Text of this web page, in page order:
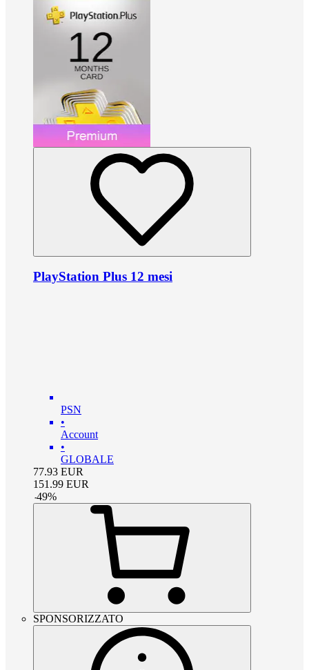
PlayStation Plus 12 mesi
PSN
•
Account
•
GLOBALE
77.93 EUR
151.99 EUR
-49%
SPONSORIZZATO